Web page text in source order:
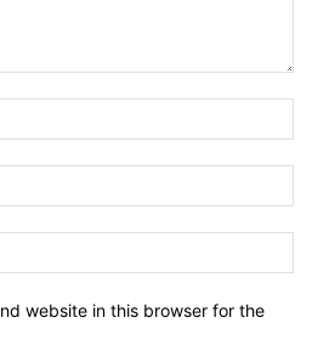
website in this browser for the